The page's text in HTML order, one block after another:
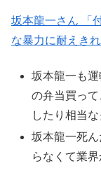
坂本龍一さん 「
な暴力に耐えき
坂本龍一も
の弁当買っ
したり相当
坂本龍一死
らなくて業